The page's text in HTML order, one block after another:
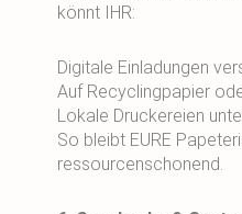
könnt IHR:
Digitale Einladungen
Auf Recyclingpapier
Lokale Druckereien
So bleibt EURE
ressourcenschonend.